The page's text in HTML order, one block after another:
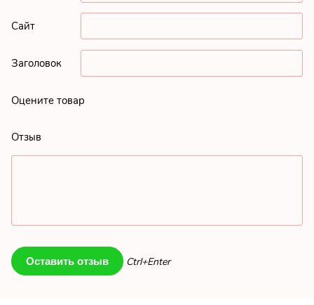
Сайт
Заголовок
Оцените товар
Отзыв
Ctrl+Enter